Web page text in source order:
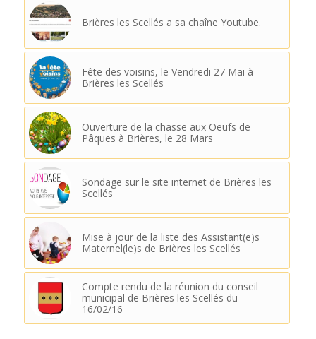
Brières les Scellés a sa chaîne Youtube.
Fête des voisins, le Vendredi 27 Mai à
Brières les Scellés
Ouverture de la chasse aux Oeufs de
Pâques à Brières, le 28 Mars
Sondage sur le site internet de Brières les
Scellés
Mise à jour de la liste des Assistant(e)s
Maternel(le)s de Brières les Scellés
Compte rendu de la réunion du conseil
municipal de Brières les Scellés du
16/02/16